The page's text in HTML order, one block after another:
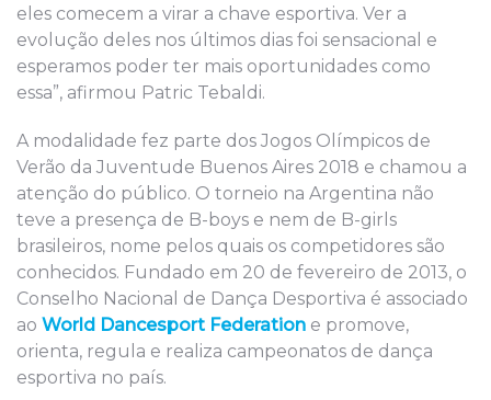
eles comecem a virar a chave esportiva. Ver a
evolução deles nos últimos dias foi sensacional e
esperamos poder ter mais oportunidades como
essa”, afirmou Patric Tebaldi.
A modalidade fez parte dos Jogos Olímpicos de
Verão da Juventude Buenos Aires 2018 e chamou a
atenção do público. O torneio na Argentina não
teve a presença de B-boys e nem de B-girls
brasileiros, nome pelos quais os competidores são
conhecidos. Fundado em 20 de fevereiro de 2013, o
Conselho Nacional de Dança Desportiva é associado
ao World Dancesport Federation e promove,
orienta, regula e realiza campeonatos de dança
esportiva no país.